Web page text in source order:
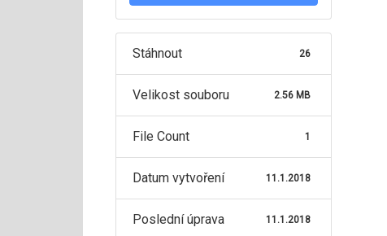
Stáhnout 26
Velikost souboru 2.56 MB
File Count 1
Datum vytvoření 11.1.2018
Poslední úprava 11.1.2018